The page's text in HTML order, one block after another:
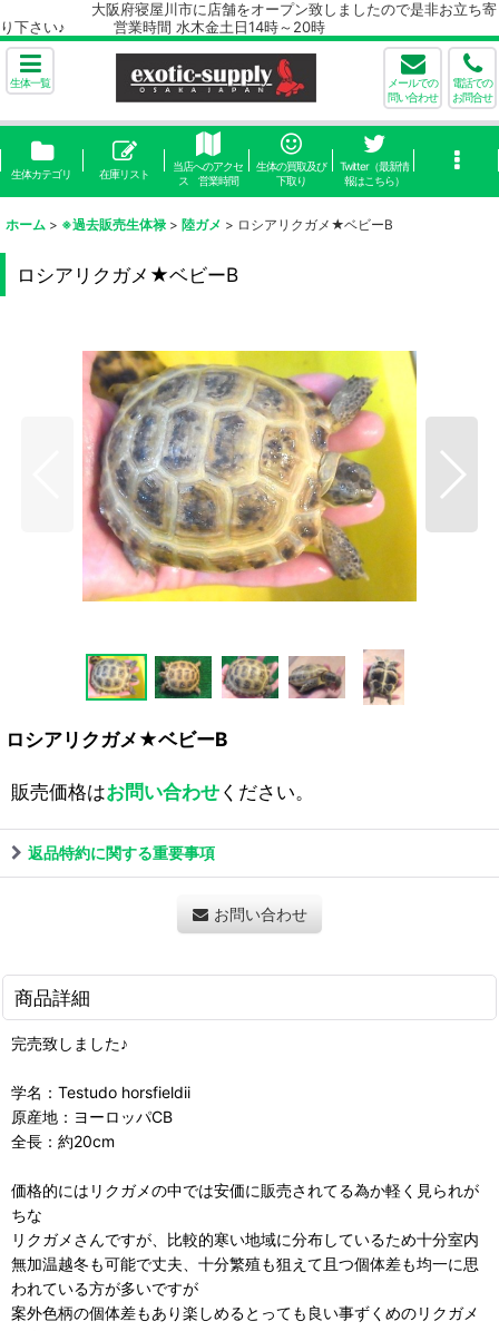
大阪府寝屋川市に店舗をオープン致しましたので是非お立ち寄
り下さい♪ 営業時間 水木金土日14時～20時
生体一覧
メールでの
問い合わせ
電話での
お問合せ
生体カテゴリ 在庫リスト
当店へのアクセ
ス 営業時間
生体の買取及び
下取り
Twitter（最新情
報はこちら）
ホーム > ※過去販売生体禄 > 陸ガメ > ロシアリクガメ★ベビーB
ロシアリクガメ★ベビーB
ロシアリクガメ★ベビーB
販売価格はお問い合わせください。
返品特約に関する重要事項
お問い合わせ
商品詳細
完売致しました♪
学名：Testudo horsfieldii
原産地：ヨーロッパCB
全長：約20cm
価格的にはリクガメの中では安価に販売されてる為か軽く見られが
ちな
リクガメさんですが、比較的寒い地域に分布しているため十分室内
無加温越冬も可能で丈夫、十分繁殖も狙えて且つ個体差も均一に思
われている方が多いですが
案外色柄の個体差もあり楽しめるとっても良い事ずくめのリクガメ